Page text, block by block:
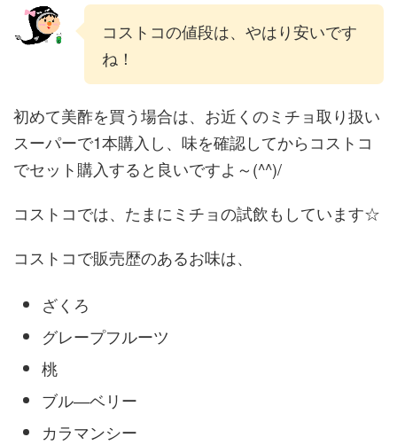
コストコの値段は、やはり安いです
ね！
初めて美酢を買う場合は、お近くのミチョ取り扱い
スーパーで1本購入し、味を確認してからコストコ
でセット購入すると良いですよ～(^^)/
コストコでは、たまにミチョの試飲もしています☆
コストコで販売歴のあるお味は、
ざくろ
グレープフルーツ
桃
ブル―ベリー
カラマンシー